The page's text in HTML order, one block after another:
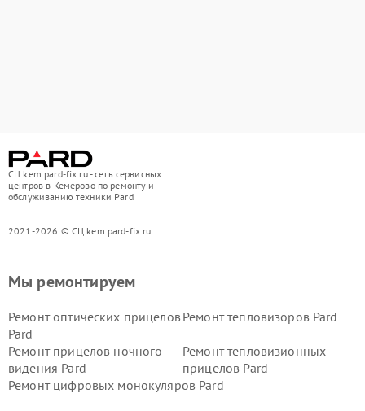
СЦ kem.pard-fix.ru - сеть сервисных
центров в Кемерово по ремонту и
обслуживанию техники Pard
2021-2026 © СЦ kem.pard-fix.ru
Мы ремонтируем
Ремонт оптических прицелов
Pard
Ремонт тепловизоров Pard
Ремонт прицелов ночного
видения Pard
Ремонт тепловизионных
прицелов Pard
Ремонт цифровых монокуляров Pard